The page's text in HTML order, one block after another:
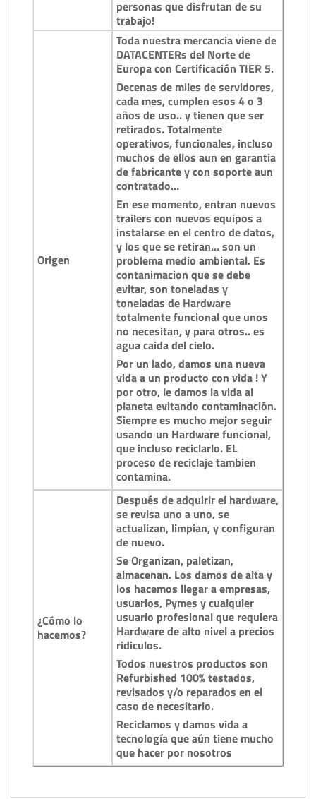
personas que disfrutan de su
trabajo!
Origen
Toda nuestra mercancia viene de
DATACENTERs del Norte de
Europa con Certificación TIER 5.
Decenas de miles de servidores,
cada mes, cumplen esos 4 o 3
años de uso.. y tienen que ser
retirados. Totalmente
operativos, funcionales, incluso
muchos de ellos aun en garantia
de fabricante y con soporte aun
contratado…
En ese momento, entran nuevos
trailers con nuevos equipos a
instalarse en el centro de datos,
y los que se retiran… son un
problema medio ambiental. Es
contanimacion que se debe
evitar, son toneladas y
toneladas de Hardware
totalmente funcional que unos
no necesitan, y para otros.. es
agua caida del cielo.
Por un lado, damos una nueva
vida a un producto con vida ! Y
por otro, le damos la vida al
planeta evitando contaminación.
Siempre es mucho mejor seguir
usando un Hardware funcional,
que incluso reciclarlo. EL
proceso de reciclaje tambien
contamina.
¿Cómo lo
hacemos?
Después de adquirir el hardware,
se revisa uno a uno, se
actualizan, limpian, y configuran
de nuevo.
Se Organizan, paletizan,
almacenan. Los damos de alta y
los hacemos llegar a empresas,
usuarios, Pymes y cualquier
usuario profesional que requiera
Hardware de alto nivel a precios
ridiculos.
Todos nuestros productos son
Refurbished 100% testados,
revisados y/o reparados en el
caso de necesitarlo.
Reciclamos y damos vida a
tecnología que aún tiene mucho
que hacer por nosotros